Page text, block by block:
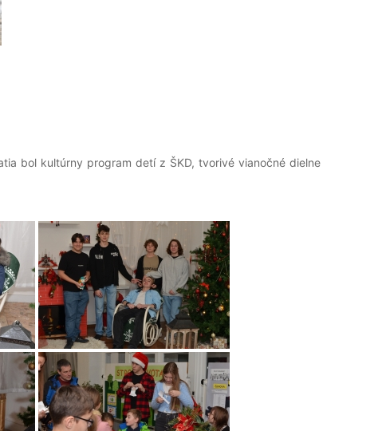
bol kultúrny program detí z ŠKD, tvorivé vianočné dielne